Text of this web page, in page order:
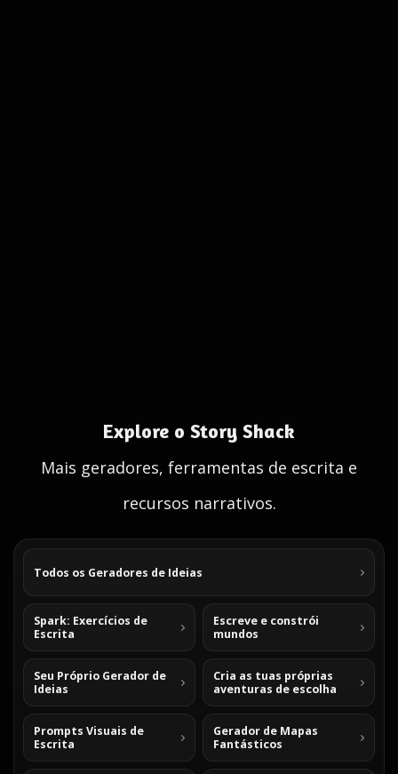
Explore o Story Shack
Mais geradores, ferramentas de escrita e
recursos narrativos.
Todos os Geradores de Ideias
Spark: Exercícios de
Escrita
Escreve e constrói
mundos
Seu Próprio Gerador de
Ideias
Cria as tuas próprias
aventuras de escolha
Prompts Visuais de
Escrita
Gerador de Mapas
Fantásticos